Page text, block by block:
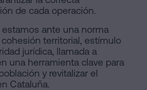
de cada operación.
estamos ante una norma
territorial, estímulo
jurídica, llamada a
una herramienta clave para
y revitalizar el
Cataluña.